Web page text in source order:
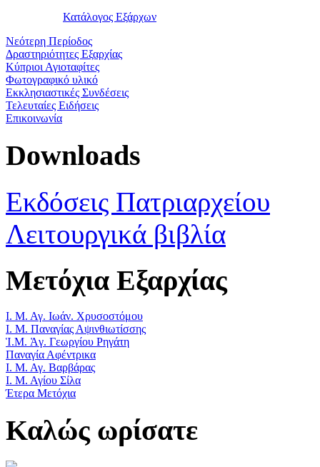
Κατάλογος Εξάρχων
Νεότερη Περίοδος
Δραστηριότητες Εξαρχίας
Κύπριοι Αγιοταφίτες
Φωτογραφικό υλικό
Εκκλησιαστικές Συνδέσεις
Τελευταίες Ειδήσεις
Επικοινωνία
Downloads
Εκδόσεις Πατριαρχείου
Λειτουργικά βιβλία
Μετόχια Εξαρχίας
Ι. Μ. Αγ. Ιωάν. Χρυσοστόμου
Ι. Μ. Παναγίας Αψινθιωτίσσης
Ἱ.Μ. Ἁγ. Γεωργίου Ρηγάτη
Παναγία Αφέντρικα
Ι. Μ. Αγ. Βαρβάρας
Ι. Μ. Αγίου Σίλα
Έτερα Μετόχια
Καλώς ωρίσατε